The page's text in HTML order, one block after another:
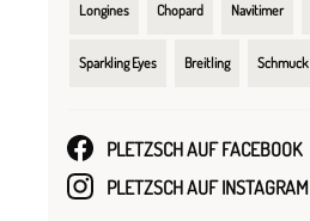
Longines Chopard Navitimer
Sparkling Eyes Breitling Schmuck
PLETZSCH AUF FACEBOOK
PLETZSCH AUF INSTAGRAM